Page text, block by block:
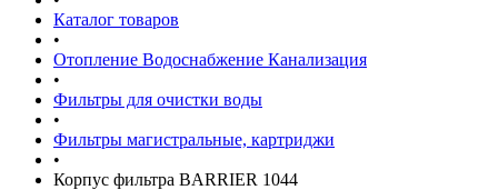
Каталог товаров
•
Отопление Водоснабжение Канализация
•
Фильтры для очистки воды
•
Фильтры магистральные, картриджи
•
Корпус фильтра BARRIER 1044